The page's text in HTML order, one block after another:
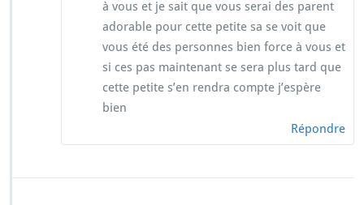
à vous et je sait que vous serai des parent
adorable pour cette petite sa se voit que
vous été des personnes bien force à vous et
si ces pas maintenant se sera plus tard que
cette petite s’en rendra compte j’espère
bien
Répondre